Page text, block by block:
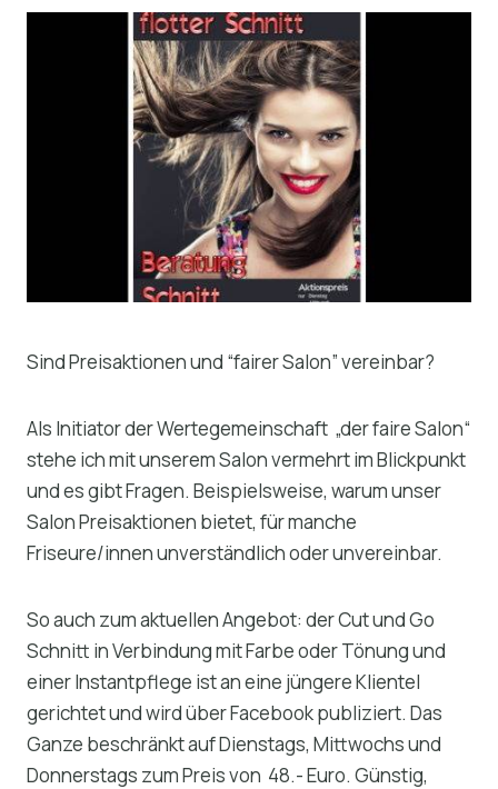
Sind Preisaktionen und “fairer Salon” vereinbar?
Als Initiator der Wertegemeinschaft „der faire Salon“
stehe ich mit unserem Salon vermehrt im Blickpunkt
und es gibt Fragen. Beispielsweise, warum unser
Salon Preisaktionen bietet, für manche
Friseure/innen unverständlich oder unvereinbar.
So auch zum aktuellen Angebot: der Cut und Go
Schnitt in Verbindung mit Farbe oder Tönung und
einer Instantpflege ist an eine jüngere Klientel
gerichtet und wird über Facebook publiziert. Das
Ganze beschränkt auf Dienstags, Mittwochs und
Donnerstags zum Preis von 48.- Euro. Günstig,